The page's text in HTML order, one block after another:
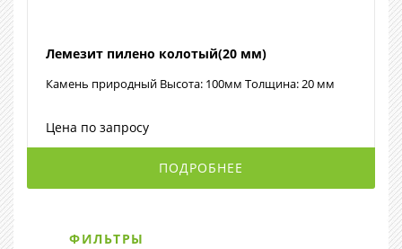
Лемезит пилено колотый(20 мм)
Камень природный Высота: 100мм Толщина: 20 мм
Цена по запросу
ПОДРОБНЕЕ
ФИЛЬТРЫ